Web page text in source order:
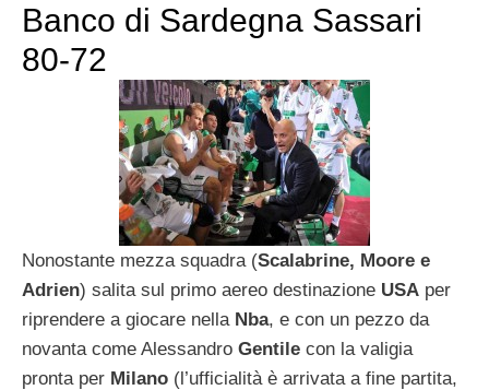
Banco di Sardegna Sassari
80-72
Nonostante mezza squadra (Scalabrine, Moore e
Adrien) salita sul primo aereo destinazione USA per
riprendere a giocare nella Nba, e con un pezzo da
novanta come Alessandro Gentile con la valigia
pronta per Milano (l’ufficialità è arrivata a fine partita,